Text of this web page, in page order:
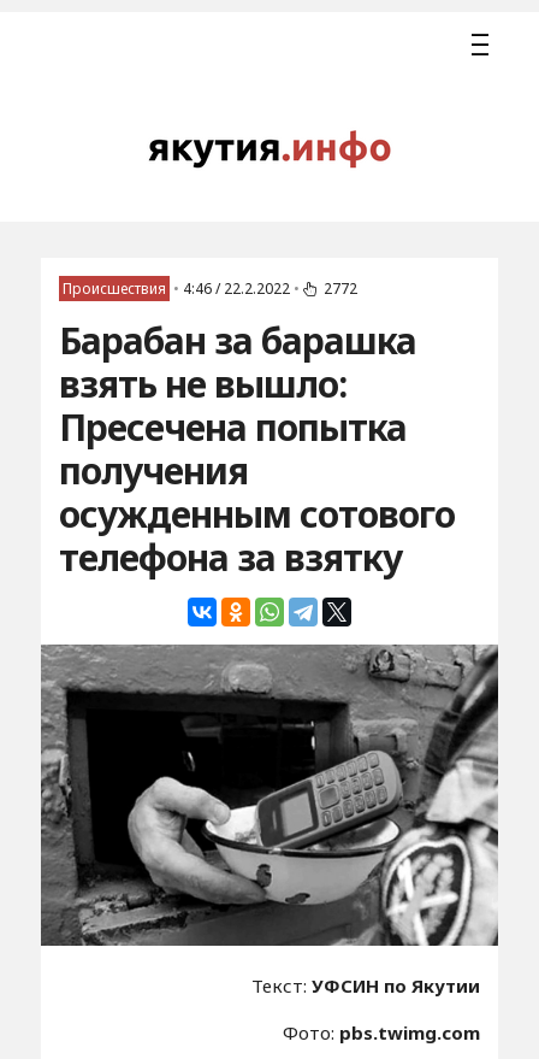
Происшествия • 4:46 / 22.2.2022 • 2772
Барабан за барашка
взять не вышло:
Пресечена попытка
получения
осужденным сотового
телефона за взятку
Текст:УФСИН по Якутии
Фото: pbs.twimg.com